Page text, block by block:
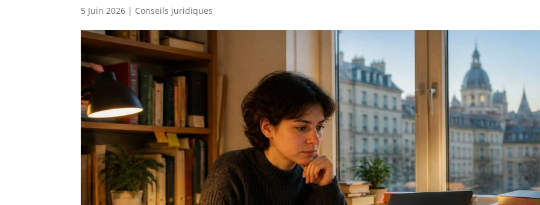
5 Juin 2026 | Conseils juridiques